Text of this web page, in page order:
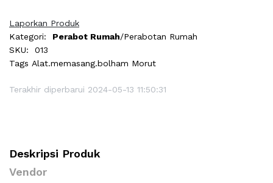
Laporkan Produk
Kategori:
Perabot Rumah/Perabotan Rumah
SKU:
013
Tags Alat.memasang.bolham Morut
Terakhir diperbarui 2024-05-13 11:50:31
Deskripsi Produk
Vendor